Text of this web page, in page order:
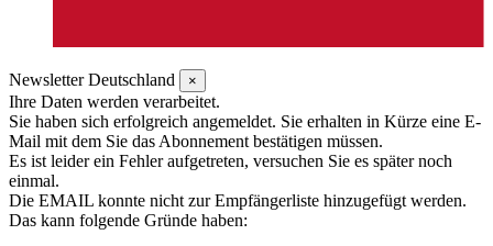
Newsletter Deutschland ×
Ihre Daten werden verarbeitet.
Sie haben sich erfolgreich angemeldet. Sie erhalten in Kürze eine E-
Mail mit dem Sie das Abonnement bestätigen müssen.
Es ist leider ein Fehler aufgetreten, versuchen Sie es später noch
einmal.
Die EMAIL konnte nicht zur Empfängerliste hinzugefügt werden.
Das kann folgende Gründe haben: